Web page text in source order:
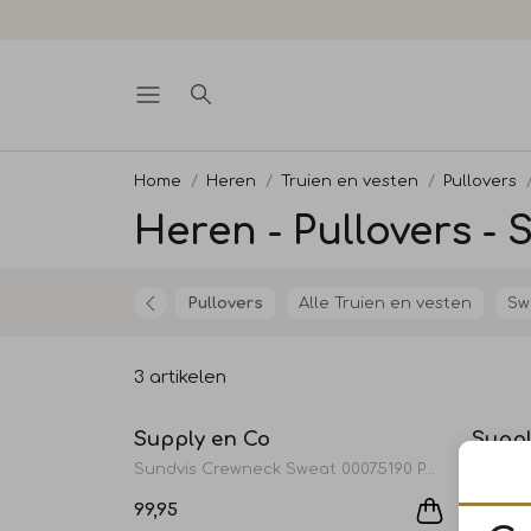
Home Heren Truien en vesten Pullovers
Heren - Pullovers -
Alle Truien en vesten
Pullovers
3 artikelen
Supply en Co
Sundvis Crewneck Sweat 00075190 Pebble
99,95
Zev
139,95